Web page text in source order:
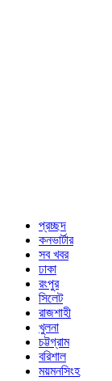
প্রচ্ছদ
কনভার্টার
সব খবর
ঢাকা
রংপুর
সিলেট
রাজশাহী
খুলনা
চট্টগ্রাম
বরিশাল
ময়মনসিংহ